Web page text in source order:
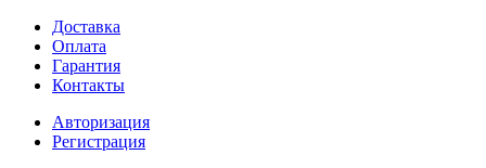
Доставка
Оплата
Гарантия
Контакты
Авторизация
Регистрация